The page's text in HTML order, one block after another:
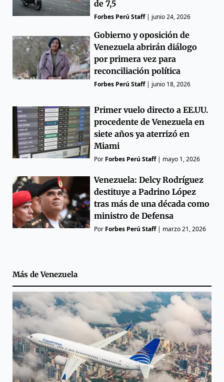
de 7,5
Forbes Perú Staff| junio 24, 2026
Gobierno y oposición de
Venezuela abrirán diálogo
por primera vez para
reconciliación política
Forbes Perú Staff| junio 18, 2026
Primer vuelo directo a EE.UU.
procedente de Venezuela en
siete años ya aterrizó en
Miami
Por Forbes Perú Staff| mayo 1, 2026
Venezuela: Delcy Rodríguez
destituye a Padrino López
tras más de una década como
ministro de Defensa
Por Forbes Perú Staff| marzo 21, 2026
Más deVenezuela